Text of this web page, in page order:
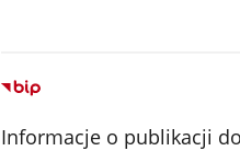
Informacje o publikacji